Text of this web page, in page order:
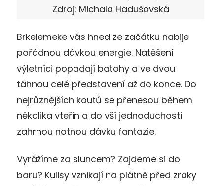
Zdroj: Michala Hadušovská
Brkelemeke vás hned ze začátku nabije
pořádnou dávkou energie. Natěšení
výletníci popadají batohy a ve dvou
táhnou celé představení až do konce. Do
nejrůznějších koutů se přenesou během
několika vteřin a do vší jednoduchosti
zahrnou notnou dávku fantazie.
Vyrážíme za sluncem? Zajdeme si do
baru? Kulisy vznikají na plátně před zraky